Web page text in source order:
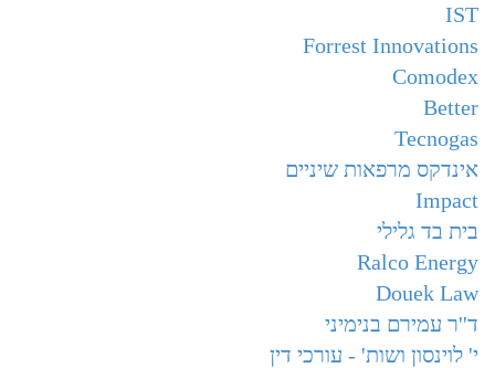
IST
Forrest Innovations
Comodex
Better
Tecnogas
אינדקס מרפאות שיניים
Impact
בית בד גלילי
Ralco Energy
Douek Law
ד''ר עמירם בנימיני
י' לוינסון ושות' - עורכי דין